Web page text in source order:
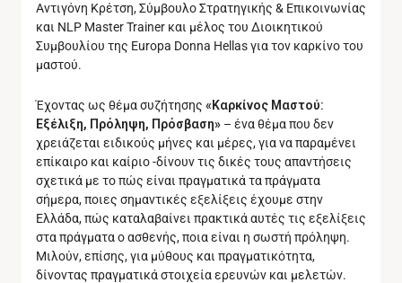
Αντιγόνη Κρέτση, Σύμβουλο Στρατηγικής & Επικοινωνίας
και NLP Master Trainer και μέλος του Διοικητικού
Συμβουλίου της Europa Donna Hellas για τον καρκίνο του
μαστού.
Έχοντας ως θέμα συζήτησης «Καρκίνος Μαστού:
Εξέλιξη, Πρόληψη, Πρόσβαση» – ένα θέμα που δεν
χρειάζεται ειδικούς μήνες και μέρες, για να παραμένει
επίκαιρο και καίριο -δίνουν τις δικές τους απαντήσεις
σχετικά με το πώς είναι πραγματικά τα πράγματα
σήμερα, ποιες σημαντικές εξελίξεις έχουμε στην
Ελλάδα, πώς καταλαβαίνει πρακτικά αυτές τις εξελίξεις
στα πράγματα ο ασθενής, ποια είναι η σωστή πρόληψη.
Μιλούν, επίσης, για μύθους και πραγματικότητα,
δίνοντας πραγματικά στοιχεία ερευνών και μελετών.